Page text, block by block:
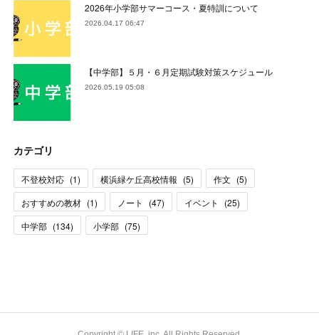
2026年小学部サマーコース・夏特訓について
2026.04.17 06:47
【中学部】５月・６月定期試験対策スケジュール
2026.05.19 05:08
カテゴリ
不登校対応 (1) 横浜緑ケ丘高校情報 (5) 作文 (5)
おすすめの教材 (1) ノート (47) イベント (25)
中学部 (134) 小学部 (75)